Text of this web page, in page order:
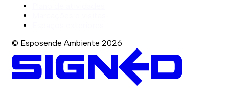
© Esposende Ambiente 2026